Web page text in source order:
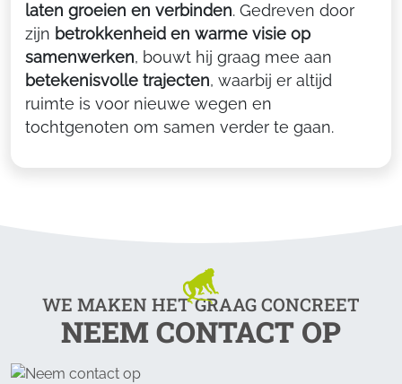
laten groeien en verbinden. Gedreven door
zijn betrokkenheid en warme visie op
samenwerken, bouwt hij graag mee aan
betekenisvolle trajecten, waarbij er altijd
ruimte is voor nieuwe wegen en
tochtgenoten om samen verder te gaan.
WE MAKEN HET GRAAG CONCREET
NEEM CONTACT OP